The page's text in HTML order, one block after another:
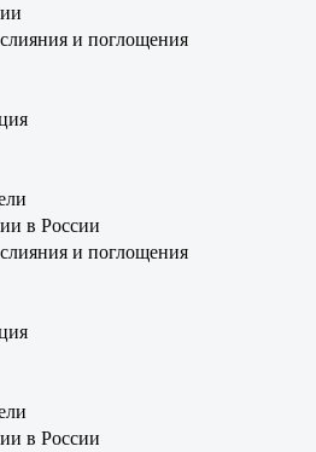
и поглощения
в России
и поглощения
в России